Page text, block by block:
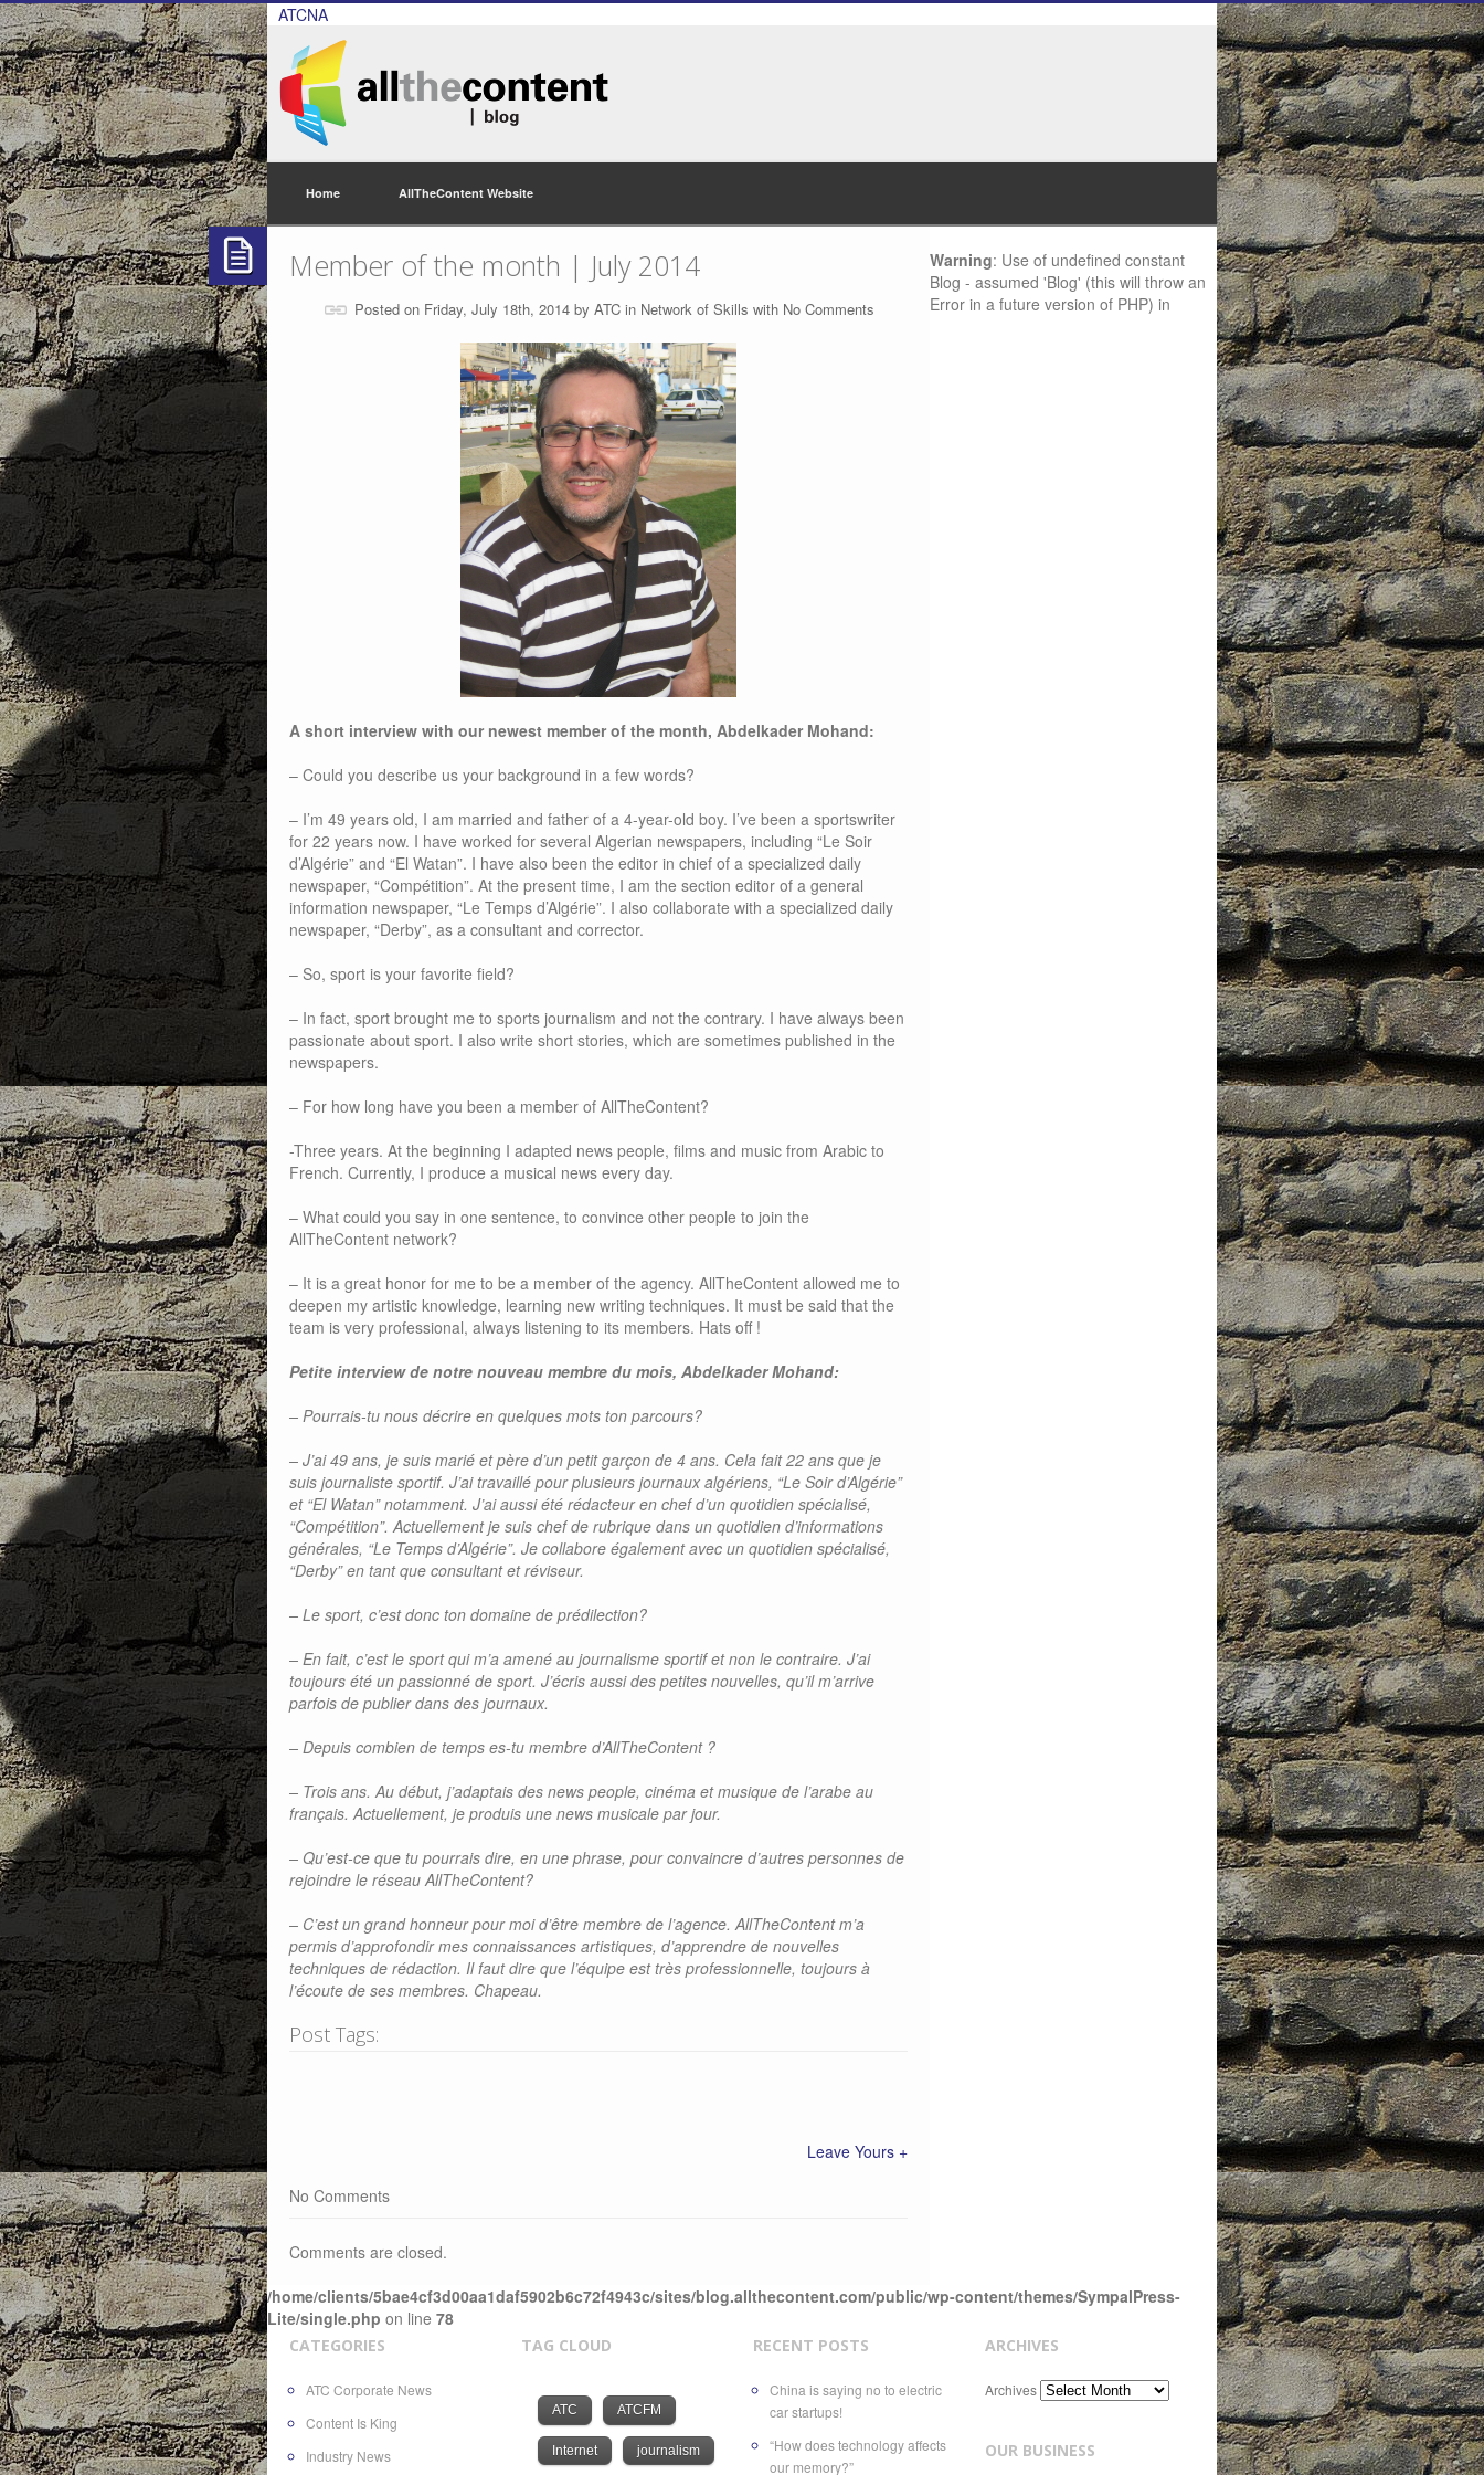
ATCNA
Home AllTheContent Website
Member of the month | July 2014
Posted on Friday, July 18th, 2014 by ATCin Network of Skills with No Comments
A short interview with our newest member of the month, Abdelkader Mohand:
– Could you describe us your background in a few words?
– I’m 49 years old, I am married and father of a 4-year-old boy. I’ve been a sportswriter
for 22 years now. I have worked for several Algerian newspapers, including “Le Soir
d’Algérie” and “El Watan”. I have also been the editor in chief of a specialized daily
newspaper, “Compétition”. At the present time, I am the section editor of a general
information newspaper, “Le Temps d’Algérie”. I also collaborate with a specialized daily
newspaper, “Derby”, as a consultant and corrector.
– So, sport is your favorite field?
– In fact, sport brought me to sports journalism and not the contrary. I have always been
passionate about sport. I also write short stories, which are sometimes published in the
newspapers.
– For how long have you been a member of AllTheContent?
-Three years. At the beginning I adapted news people, films and music from Arabic to
French. Currently, I produce a musical news every day.
– What could you say in one sentence, to convince other people to join the
AllTheContent network?
– It is a great honor for me to be a member of the agency. AllTheContent allowed me to
deepen my artistic knowledge, learning new writing techniques. It must be said that the
team is very professional, always listening to its members. Hats off !
Petite interview de notre nouveau membre du mois, Abdelkader Mohand:
– Pourrais-tu nous décrire en quelques mots ton parcours?
– J’ai 49 ans, je suis marié et père d’un petit garçon de 4 ans. Cela fait 22 ans que je
suis journaliste sportif. J’ai travaillé pour plusieurs journaux algériens, “Le Soir d’Algérie”
et “El Watan” notamment. J’ai aussi été rédacteur en chef d’un quotidien spécialisé,
“Compétition”. Actuellement je suis chef de rubrique dans un quotidien d’informations
générales, “Le Temps d’Algérie”. Je collabore également avec un quotidien spécialisé,
“Derby” en tant que consultant et réviseur.
– Le sport, c’est donc ton domaine de prédilection?
– En fait, c’est le sport qui m’a amené au journalisme sportif et non le contraire. J’ai
toujours été un passionné de sport. J’écris aussi des petites nouvelles, qu’il m’arrive
parfois de publier dans des journaux.
– Depuis combien de temps es-tu membre d’AllTheContent ?
– Trois ans. Au début, j’adaptais des news people, cinéma et musique de l’arabe au
français. Actuellement, je produis une news musicale par jour.
– Qu’est-ce que tu pourrais dire, en une phrase, pour convaincre d’autres personnes de
rejoindre le réseau AllTheContent?
– C’est un grand honneur pour moi d’être membre de l’agence. AllTheContent m’a
permis d’approfondir mes connaissances artistiques, d’apprendre de nouvelles
techniques de rédaction. Il faut dire que l’équipe est très professionnelle, toujours à
l’écoute de ses membres. Chapeau.
Post Tags:
Leave Yours +
No Comments
Comments are closed.
Warning: Use of undefined constant
Blog - assumed 'Blog' (this will throw an
Error in a future version of PHP) in
/home/clients/5bae4cf3d00aa1daf5902b6c72f4943c/sites/blog.allthecontent.com/public/wp-content/themes/SympalPress-
Lite/single.php on line 78
CATEGORIES
ATC Corporate News
Content Is King
Industry News
TAG CLOUD
ATC ATCFM
Internet journalism
RECENT POSTS
China is saying no to electric
car startups!
“How does technology affects
our memory?”
ARCHIVES
Archives
OUR BUSINESS